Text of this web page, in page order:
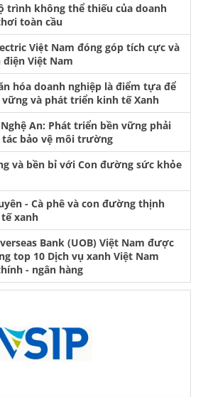
trình không thể thiếu của doanh
toàn cầu
Việt Nam đóng góp tích cực và
điện Việt Nam
hóa doanh nghiệp là điểm tựa để
và phát triển kinh tế Xanh
Nghệ An: Phát triển bền vững phải
bảo vệ môi trường
và bền bỉ với Con đường sức khỏe
- Cà phê và con đường thịnh
xanh
Bank (UOB) Việt Nam được
top 10 Dịch vụ xanh Việt Nam
- ngân hàng